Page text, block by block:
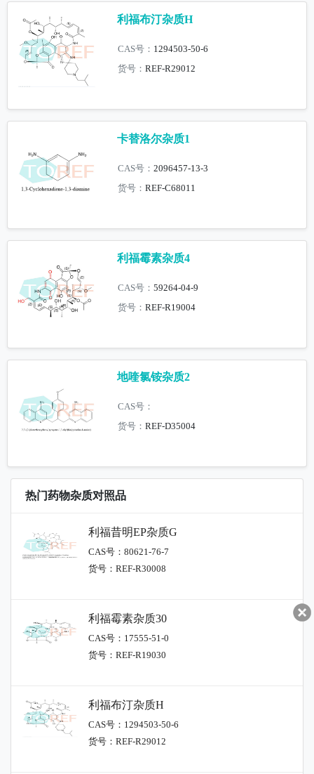
利福布汀杂质H
CAS号： 1294503-50-6
货号：REF-R29012
卡替洛尔杂质1
CAS号：2096457-13-3
货号：REF-C68011
利福霉素杂质4
CAS号：59264-04-9
货号：REF-R19004
地喹氯铵杂质2
CAS号：
货号：REF-D35004
热门药物杂质对照品
利福昔明EP杂质G
CAS号：80621-76-7
货号：REF-R30008
利福霉素杂质30
CAS号：17555-51-0
货号：REF-R19030
利福布汀杂质H
CAS号：1294503-50-6
货号：REF-R29012